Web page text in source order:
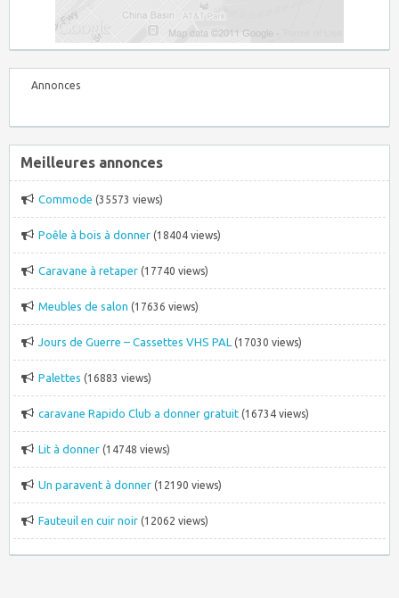
Annonces
Meilleures annonces
Commode (35573 views)
Poêle à bois à donner (18404 views)
Caravane à retaper (17740 views)
Meubles de salon (17636 views)
Jours de Guerre – Cassettes VHS PAL (17030 views)
Palettes (16883 views)
caravane Rapido Club a donner gratuit (16734 views)
Lit à donner (14748 views)
Un paravent à donner (12190 views)
Fauteuil en cuir noir (12062 views)